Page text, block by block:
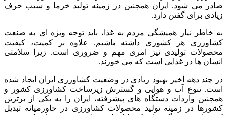
صادر می شود. ایران همچنین در زمینه تولید خرما و سیب حرف
زیادی برای گفتن دارد.
به خاطر نیاز همیشگی مردم به غذا، باید توجه ویژه ای به صنعت
کشاورزی هر کشوری داشته باشیم. علاوه بر کمیت، کیفیت
محصولات تولیدی نیز امری مهم و ضروری است. زیرا سلامتی
انسان ها در غذایی است که می خورند.
در چند دهه اخیر بهبود زیادی در وضعیت کشاورزی ایران ایجاد شده
است. تنوع آب و هوایی و گسترش زیرساخت کشاورزی کشور و
همچنین واردات دستگاه های پیشرفته، ایران را به یکی از برترین
کشورها در زمینه تولید محصولات کشاورزی در خاورمیانه تبدیل